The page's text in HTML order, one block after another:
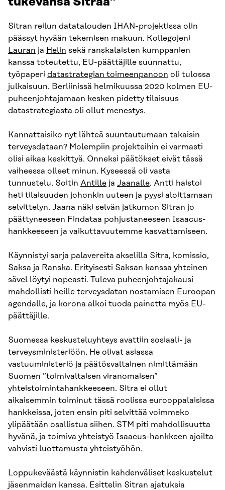
Sitran reilun datatalouden IHAN-projektissa olin
päässyt hyvään tekemisen makuun. Kollegojeni
Lauran ja Helin sekä ranskalaisten kumppanien
kanssa toteutettu, EU-päättäjille suunnattu,
työpaperi datastrategian toimeenpanoon oli tulossa
julkaisuun. Berliinissä helmikuussa 2020 kolmen EU-
puheenjohtajamaan kesken pidetty tilaisuus
datastrategiasta oli ollut menestys.
Kannattaisiko nyt lähteä suuntautumaan takaisin
terveysdataan? Molempiin projekteihin ei varmasti
olisi aikaa keskittyä. Onneksi päätökset eivät tässä
vaiheessa olleet minun. Kyseessä oli vasta
tunnustelu. Soitin Antille ja Jaanalle. Antti haistoi
heti tilaisuuden johonkin uuteen ja pyysi aloittamaan
selvittelyn. Jaana näki selvän jatkumon Sitran jo
päättyneeseen Findataa pohjustaneeseen Isaacus-
hankkeeseen ja vaikuttavuutemme kasvattamiseen.
Käynnistyi sarja palavereita akselilla Sitra, komissio,
Saksa ja Ranska. Erityisesti Saksan kanssa yhteinen
sävel löytyi nopeasti. Tuleva puheenjohtajakausi
mahdollisti heille terveysdatan nostamisen Euroopan
agendalle, ja korona alkoi tuoda painetta myös EU-
päättäjille.
Suomessa keskusteluyhteys avattiin sosiaali- ja
terveysministeriöön. He olivat asiassa
vastuuministeriö ja päätösvaltainen nimittämään
Suomen ”toimivaltaisen viranomaisen”
yhteistoimintahankkeeseen. Sitra ei ollut
aikaisemmin toiminut tässä roolissa eurooppalaisissa
hankkeissa, joten ensin piti selvittää voimmeko
ylipäätään osallistua siihen. STM piti mahdollisuutta
hyvänä, ja toimiva yhteistyö Isaacus-hankkeen ajoilta
vahvisti luottamusta yhteistyöhön.
Loppukeväästä käynnistin kahdenväliset keskustelut
jäsenmaiden kanssa. Esittelin Sitran ajatuksia